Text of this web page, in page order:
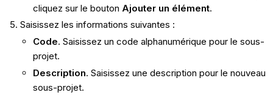
cliquez sur le bouton Ajouter un élément.
Saisissez les informations suivantes :
Code. Saisissez un code alphanumérique pour le sous-
projet.
Description. Saisissez une description pour le nouveau
sous-projet.